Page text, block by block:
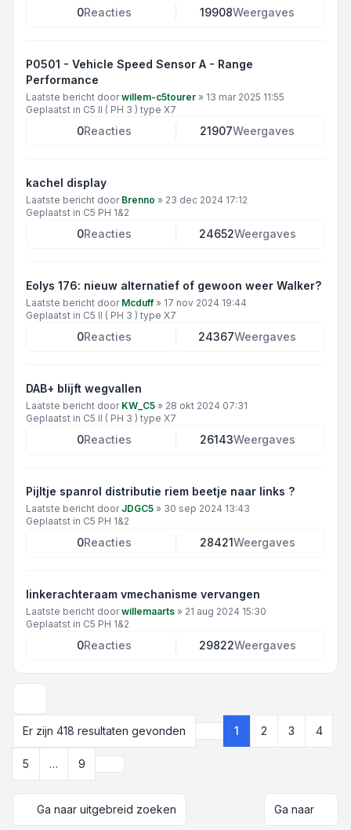
0Reacties 19908Weergaves
P0501 - Vehicle Speed Sensor A - Range
Performance
Laatste bericht doorwillem-c5tourer » 13 mar 2025 11:55
Geplaatst in C5 II ( PH 3 ) type X7
0Reacties 21907Weergaves
kachel display
Laatste bericht door Brenno » 23 dec 2024 17:12
Geplaatst in C5 PH 1&2
0Reacties 24652Weergaves
Eolys 176: nieuw alternatief of gewoon weer Walker?
Laatste bericht door Mcduff» 17 nov 2024 19:44
Geplaatst in C5 II ( PH 3 ) type X7
0Reacties 24367Weergaves
DAB+ blijft wegvallen
Laatste bericht door KW_C5 » 28 okt 2024 07:31
Geplaatst in C5 II ( PH 3 ) type X7
0Reacties 26143Weergaves
Pijltje spanrol distributie riem beetje naar links ?
Laatste bericht door JDGC5 » 30 sep 2024 13:43
Geplaatst in C5 PH 1&2
0Reacties 28421Weergaves
linkerachteraam vmechanisme vervangen
Laatste bericht doorwillemaarts » 21 aug 2024 15:30
Geplaatst in C5 PH 1&2
0Reacties 29822Weergaves
Er zijn 418 resultaten gevonden
Pagina van
1 2 3 4
5 … 9
Ga naar uitgebreid zoeken Ga naar